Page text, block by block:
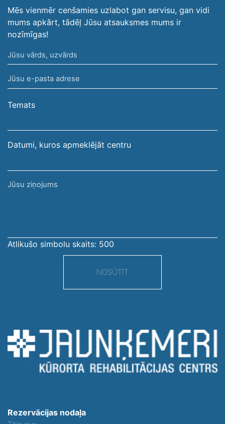
Mēs vienmēr cenšamies uzlabot gan servisu, gan vidi
mums apkārt, tādēļ Jūsu atsauksmes mums ir
nozīmīgas!
Jūsu
vārds,
uzvārds
Jūsu
e-
pasta
Temats
Datumi, kuros apmeklējāt centru
Jūsu
Atlikušo simbolu skaits: 500
NOSŪTĪT
Rezervācijas nodaļa